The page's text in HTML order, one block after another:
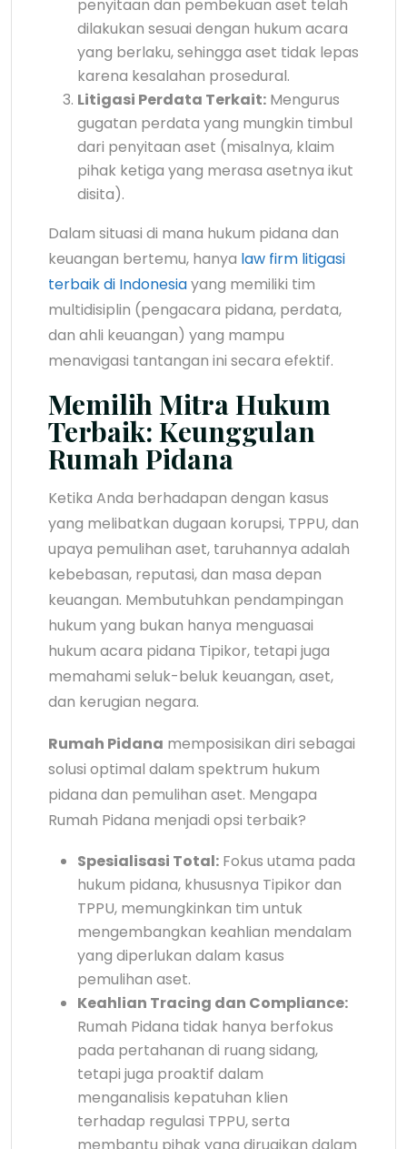
penyitaan dan pembekuan aset telah
dilakukan sesuai dengan hukum acara
yang berlaku, sehingga aset tidak lepas
karena kesalahan prosedural.
Litigasi Perdata Terkait: Mengurus
gugatan perdata yang mungkin timbul
dari penyitaan aset (misalnya, klaim
pihak ketiga yang merasa asetnya ikut
disita).
Dalam situasi di mana hukum pidana dan
keuangan bertemu, hanya law firm litigasi
terbaik di Indonesiayang memiliki tim
multidisiplin (pengacara pidana, perdata,
dan ahli keuangan) yang mampu
menavigasi tantangan ini secara efektif.
Memilih Mitra Hukum
Terbaik: Keunggulan
Rumah Pidana
Ketika Anda berhadapan dengan kasus
yang melibatkan dugaan korupsi, TPPU, dan
upaya pemulihan aset, taruhannya adalah
kebebasan, reputasi, dan masa depan
keuangan. Membutuhkan pendampingan
hukum yang bukan hanya menguasai
hukum acara pidana Tipikor, tetapi juga
memahami seluk-beluk keuangan, aset,
dan kerugian negara.
Rumah Pidana memposisikan diri sebagai
solusi optimal dalam spektrum hukum
pidana dan pemulihan aset. Mengapa
Rumah Pidana menjadi opsi terbaik?
Spesialisasi Total: Fokus utama pada
hukum pidana, khususnya Tipikor dan
TPPU, memungkinkan tim untuk
mengembangkan keahlian mendalam
yang diperlukan dalam kasus
pemulihan aset.
Keahlian Tracing dan Compliance:
Rumah Pidana tidak hanya berfokus
pada pertahanan di ruang sidang,
tetapi juga proaktif dalam
menganalisis kepatuhan klien
terhadap regulasi TPPU, serta
membantu pihak yang dirugikan dalam